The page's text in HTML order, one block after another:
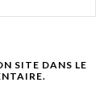
SITE DANS LE